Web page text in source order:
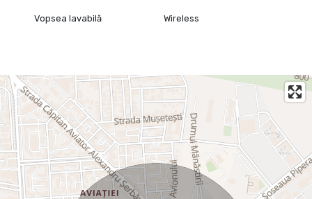
Vopsea lavabilă Wireless